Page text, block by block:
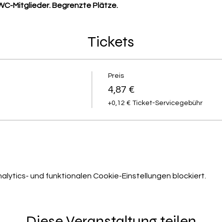
Mitglieder. Begrenzte Plätze.
Tickets
Preis
4,87 €
+0,12 € Ticket-Servicegebühr
und funktionalen Cookie-Einstellungen blockiert.